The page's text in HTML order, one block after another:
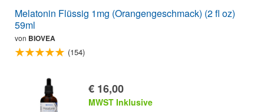
Melatonin Flüssig 1mg (Orangengeschmack) (2 fl oz)
59ml
von BIOVEA
(154)
€ 16,00
MWST Inklusive